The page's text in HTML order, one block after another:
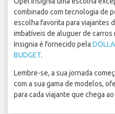
combinado com tecnologia de
escolha favorita para viajantes
imbatíveis de aluguer de
Insignia é fornecido pela
BUDGET.
Lembre-se, a sua jornada
com a sua gama de modelos,
para cada viajante que chega